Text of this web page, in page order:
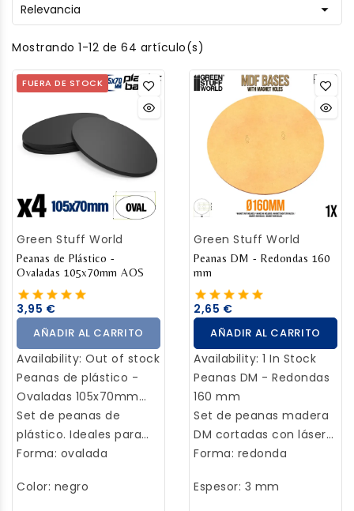
Relevancia 
Mostrando 1-12 de 64 artículo(s)
FUERA DE STOCK
Green Stuff World
Peanas de Plástico -
Ovaladas 105x70mm AOS
3,95 €
AÑADIR AL CARRITO
Availability: Out of stock
Peanas de plástico -
Ovaladas 105x70mm
AOS
Set de peanas de
plástico. Ideales para
modelismo, wargames,
miniaturas...
Forma: ovalada
Color: negro
Green Stuff World
Peanas DM - Redondas 160
mm
2,65 €
AÑADIR AL CARRITO
Availability: 1 In Stock
Peanas DM - Redondas
160 mm
Set de peanas madera
DM cortadas con láser
de alta precisión.
modelismo, wargames,
Forma: redonda
Espesor: 3 mm